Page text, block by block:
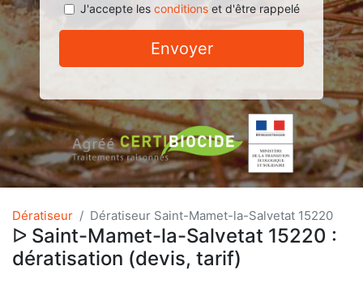
J'accepte les conditionset d'être rappelé
Envoyer
Dératiseur Dératiseur Saint-Mamet-la-Salvetat 15220
ᐅ Saint-Mamet-la-Salvetat 15220 :
dératisation (devis, tarif)